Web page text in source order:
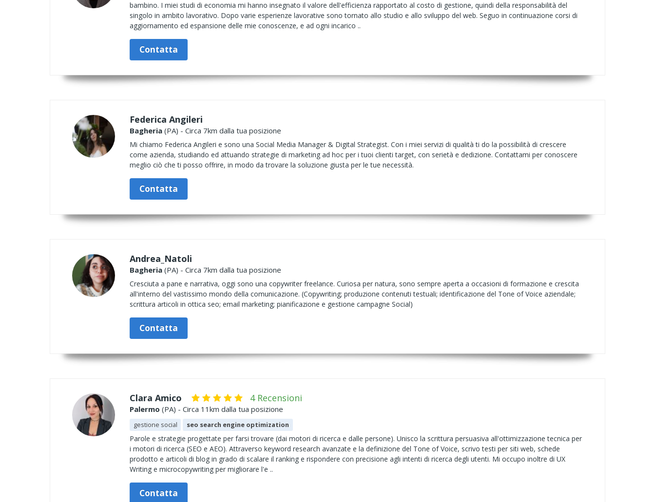
bambino. I miei studi di economia mi hanno insegnato il valore dell'efficienza rapportato al costo di gestione, quindi della responsabilità del
singolo in ambito lavorativo. Dopo varie esperienze lavorative sono tornato allo studio e allo sviluppo del web. Seguo in continuazione corsi di
aggiornamento ed espansione delle mie conoscenze, e ad ogni incarico ..
Contatta
Federica Angileri
Bagheria (PA) - Circa 7km dalla tua posizione
Mi chiamo Federica Angileri e sono una Social Media Manager & Digital Strategist. Con i miei servizi di qualità ti do la possibilità di crescere
come azienda, studiando ed attuando strategie di marketing ad hoc per i tuoi clienti target, con serietà e dedizione. Contattami per conoscere
meglio ciò che ti posso offrire, in modo da trovare la soluzione giusta per le tue necessità.
Contatta
Andrea_Natoli
Bagheria (PA) - Circa 7km dalla tua posizione
Cresciuta a pane e narrativa, oggi sono una copywriter freelance. Curiosa per natura, sono sempre aperta a occasioni di formazione e crescita
all'interno del vastissimo mondo della comunicazione. (Copywriting; produzione contenuti testuali; identificazione del Tone of Voice aziendale;
scrittura articoli in ottica seo; email marketing; pianificazione e gestione campagne Social)
Contatta
Clara Amico 4 Recensioni
Palermo (PA) - Circa 11km dalla tua posizione
gestione social seo search engine optimization
Parole e strategie progettate per farsi trovare (dai motori di ricerca e dalle persone). Unisco la scrittura persuasiva all'ottimizzazione tecnica per
i motori di ricerca (SEO e AEO). Attraverso keyword research avanzate e la definizione del Tone of Voice, scrivo testi per siti web, schede
prodotto e articoli di blog in grado di scalare il ranking e rispondere con precisione agli intenti di ricerca degli utenti. Mi occupo inoltre di UX
Writing e microcopywriting per migliorare l'e ..
Contatta